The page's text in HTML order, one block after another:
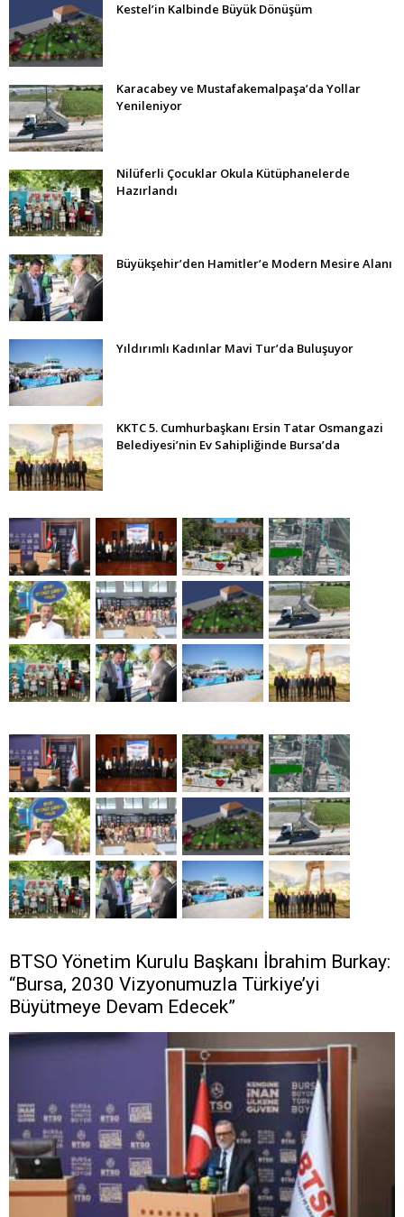
Kestel’in Kalbinde Büyük Dönüşüm
Karacabey ve Mustafakemalpaşa’da Yollar
Yenileniyor
Nilüferli Çocuklar Okula Kütüphanelerde
Hazırlandı
Büyükşehir’den Hamitler’e Modern Mesire Alanı
Yıldırımlı Kadınlar Mavi Tur’da Buluşuyor
KKTC 5. Cumhurbaşkanı Ersin Tatar Osmangazi
Belediyesi’nin Ev Sahipliğinde Bursa’da
BTSO Yönetim Kurulu Başkanı İbrahim Burkay:
“Bursa, 2030 Vizyonumuzla Türkiye’yi
Büyütmeye Devam Edecek”